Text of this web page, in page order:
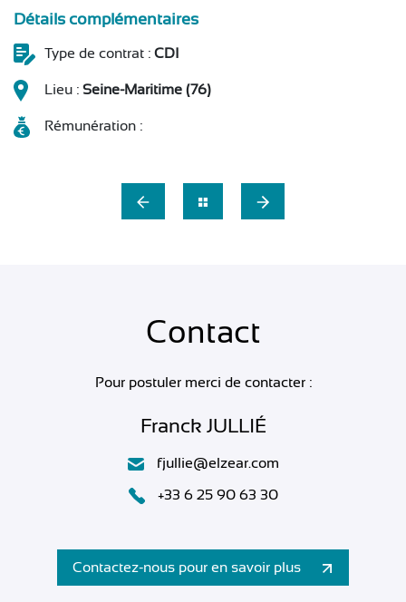
Détails complémentaires
Type de contrat : CDI
Lieu : Seine-Maritime (76)
Rémunération :
Contact
Pour postuler merci de contacter :
Franck JULLIÉ
fjullie@elzear.com
+33 6 25 90 63 30
Contactez-nous pour en savoir plus